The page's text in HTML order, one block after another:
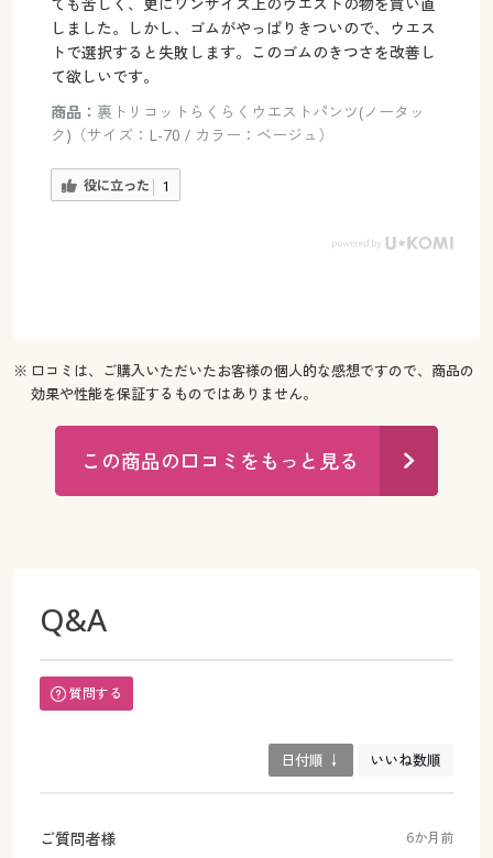
しました。しかし、ゴムがやっぱりきついので、ウエス
トで選択すると失敗します。このゴムのきつさを改善し
て欲しいです。
商品： 裏トリコットらくらくウエストパンツ(ノータッ
ク)（サイズ：L-70 / カラー：ベージュ）
役に立った 1
※ 口コミは、ご購入いただいたお客様の個人的な感想ですので、商品の
効果や性能を保証するものではありません。
この商品の口コミをもっと見る
Q&A
質問する
日付順 ↓ いいね数順
ご質問者様 6か月前